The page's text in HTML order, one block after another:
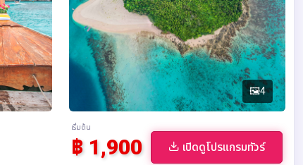
🖼️4
เริ่มต้น
฿ 1,900 เปิดดูโปรแกรมทัวร์